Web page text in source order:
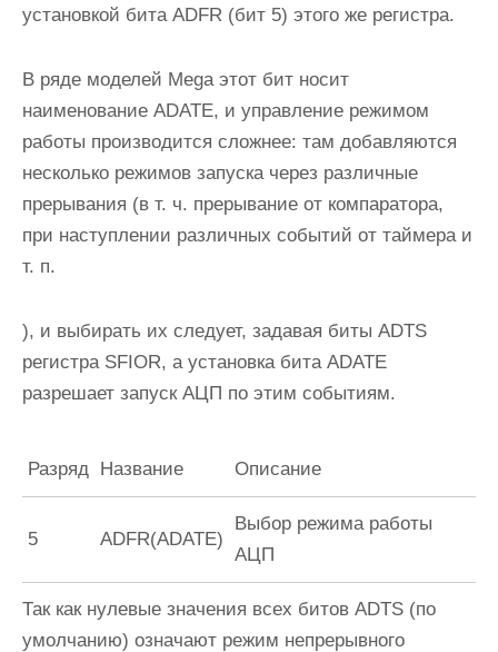
установкой бита ADFR (бит 5) этого же регистра.
В ряде моделей Mega этот бит носит
наименование ADATE, и управление режимом
работы производится сложнее: там добавляются
несколько режимов запуска через различные
прерывания (в т. ч. прерывание от компаратора,
при наступлении различных событий от таймера и
т. п.
), и выбирать их следует, задавая биты ADTS
регистра SFIOR, а установка бита ADATE
разрешает запуск АЦП по этим событиям.
Разряд Название Описание
5 ADFR(ADATE)
Выбор режима работы
АЦП
Так как нулевые значения всех битов ADTS (по
умолчанию) означают режим непрерывного